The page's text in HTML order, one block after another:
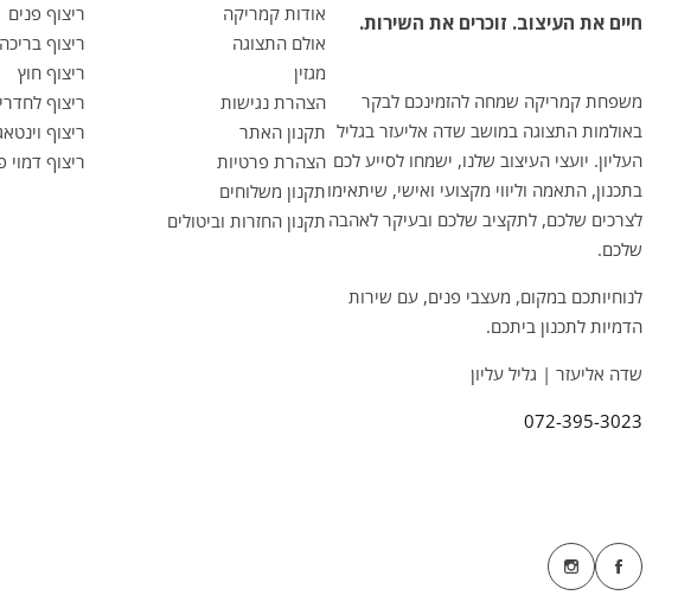
חיים את העיצוב. זוכרים את השירות.
משפחת קמריקה שמחה להזמינכם לבקר
באולמות התצוגה במושב שדה אליעזר בגליל
העליון. יועצי העיצוב שלנו, ישמחו לסייע לכם
בתכנון, התאמה וליווי מקצועי ואישי, שיתאימו
לצרכים שלכם, לתקציב שלכם ובעיקר לאהבה
שלכם.
לנוחיותכם במקום, מעצבי פנים, עם שירות
הדמיות לתכנון ביתכם.
שדה אליעזר | גליל עליון
072-395-3023
אודות קמריקה
אולם התצוגה
מגזין
הצהרת נגישות
תקנון האתר
הצהרת פרטיות
תקנון משלוחים
תקנון החזרות וביטולים
ריצוף פנים
ריצוף בריכה
ריצוף חוץ
ריצוף
ריצוף
ריצוף דמוי